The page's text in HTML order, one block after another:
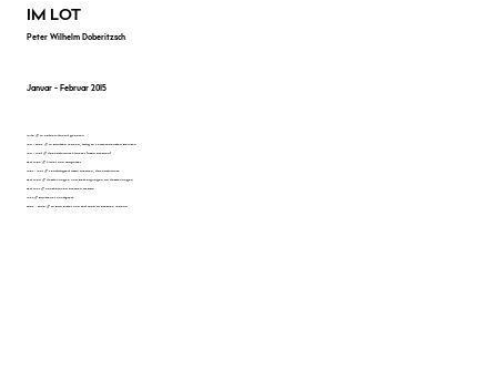
IM LOT
Peter Wilhelm Doberitzsch
Januar - Februar 2015
1948 // in Köthen-Anhalt geboren
1971 - 2006 // in Bautzen lebend, tätig in verschiedensten Berufen
1971 - 1974 // Abendstudium Malerei (HfBK Dresden)
seit 1986 // Maler und Graphiker
1987 - 1991 // Lehrtätigkeit HfBK Dresden, Abendstudium
seit 1990 // Ausstellungen und Beteiligungen an Ausstellungen
seit 1992 // Künstlerbund Dresden im BBK
1993 // Bautzener Kunstpreis
2006 - 2008 // in Bad Elster und seit 2008 in Dresden lebend